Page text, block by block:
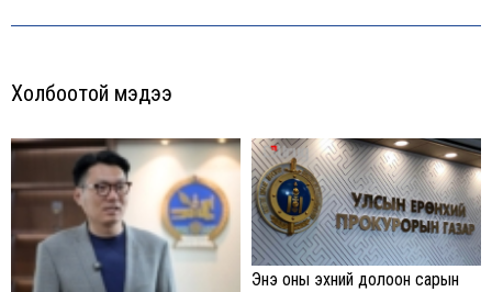
Холбоотой мэдээ
Энэ оны эхний долоон сарын